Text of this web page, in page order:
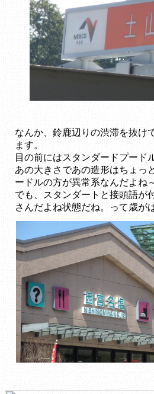
なんか、鈴鹿辺りの渋滞を抜け
ます。
目の前にはスタンダードプード
あの大きさであの造形はちょっ
ードルの方が異常系なんだよね
でも、スタンダートと接頭語が
さんだよね状態だね。って歳が